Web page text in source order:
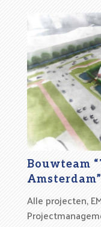
Bouwteam
Amsterdam”
Alle projecten,